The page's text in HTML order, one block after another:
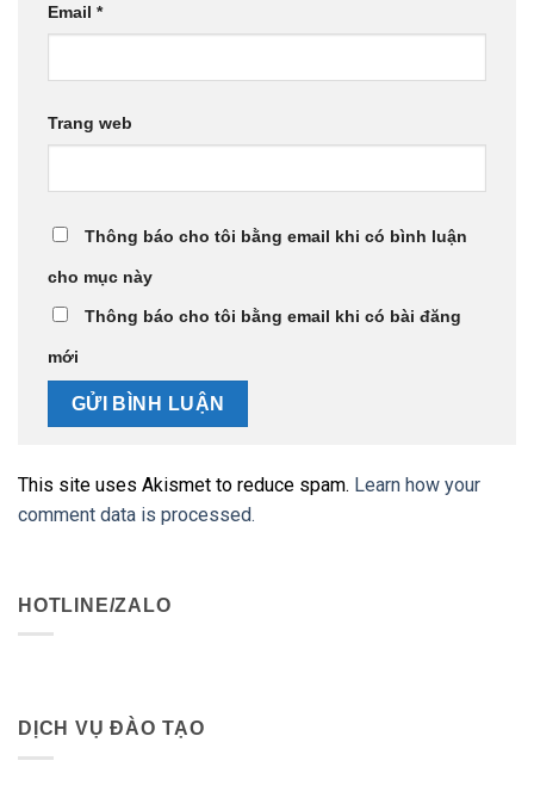
Email *
Trang web
Thông báo cho tôi bằng email khi có bình luận
cho mục này
Thông báo cho tôi bằng email khi có bài đăng
mới
This site uses Akismet to reduce spam. Learn how your
comment data is processed.
HOTLINE/ZALO
DỊCH VỤ ĐÀO TẠO